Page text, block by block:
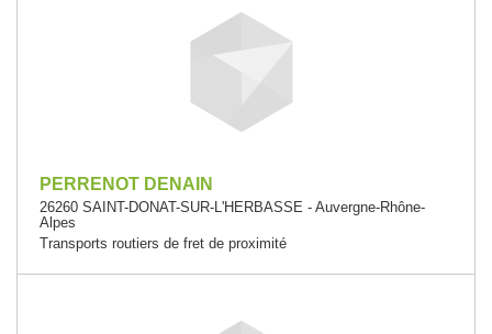
PERRENOT DENAIN
26260 SAINT-DONAT-SUR-L'HERBASSE - Auvergne-Rhône-
Alpes
Transports routiers de fret de proximité